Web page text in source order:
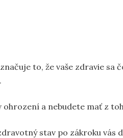
to, že vaše zdravie
ohrození a nebudete mať z
stav po zákroku vás